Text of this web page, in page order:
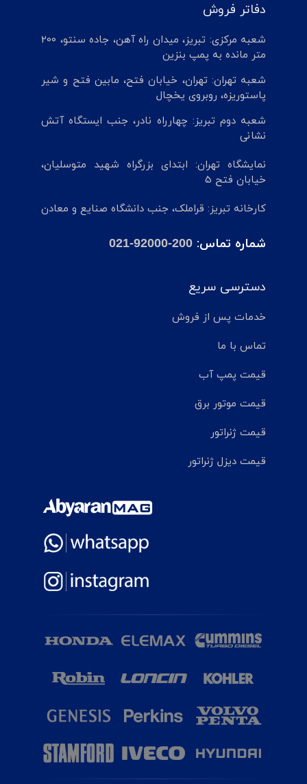
دفاتر فروش
شعبه مرکزی: تبریز، میدان راه آهن، جاده سنتو، 200
متر مانده به پمپ بنزین
شعبه تهران: تهران، خیابان فتح، مابین فتح و شیر
پاستوریزه، روبروی یخچال
شعبه دوم تبریز: چهارراه نادر، جنب ایستگاه آتش
نشانی
نمایشگاه تهران: ابتدای بزرگراه شهید متوسلیان،
خیابان فتح 5
کارخانه تبریز: قراملک، جنب دانشگاه صنایع و معادن
شماره تماس: 021-92000-200
دسترسی سریع
خدمات پس از فروش
تماس با ما
قیمت پمپ آب
قیمت موتور برق
قیمت ژنراتور
قیمت دیزل ژنراتور